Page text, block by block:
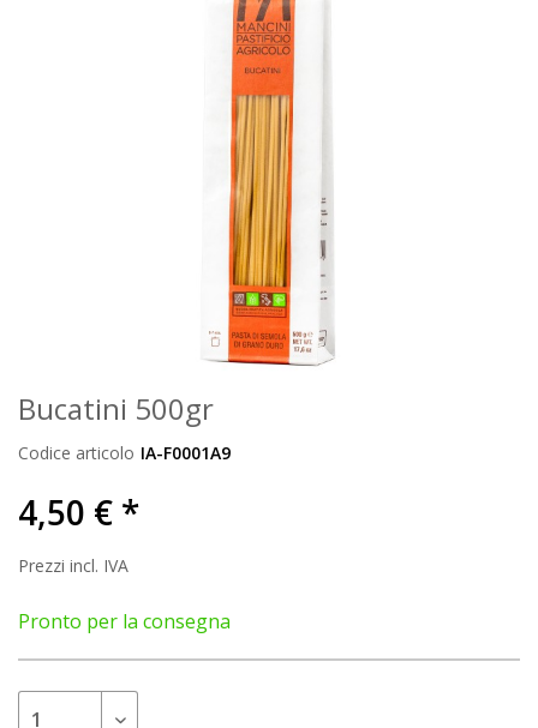
Bucatini 500gr
Codice articolo IA-F0001A9
4,50 € *
Prezzi incl. IVA
Pronto per la consegna